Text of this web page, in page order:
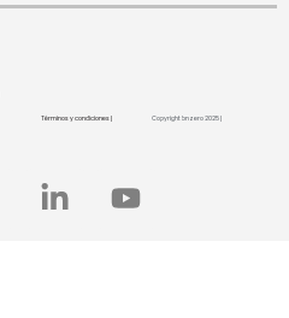
Términos y condiciones | Copyright bnzero 2025 |